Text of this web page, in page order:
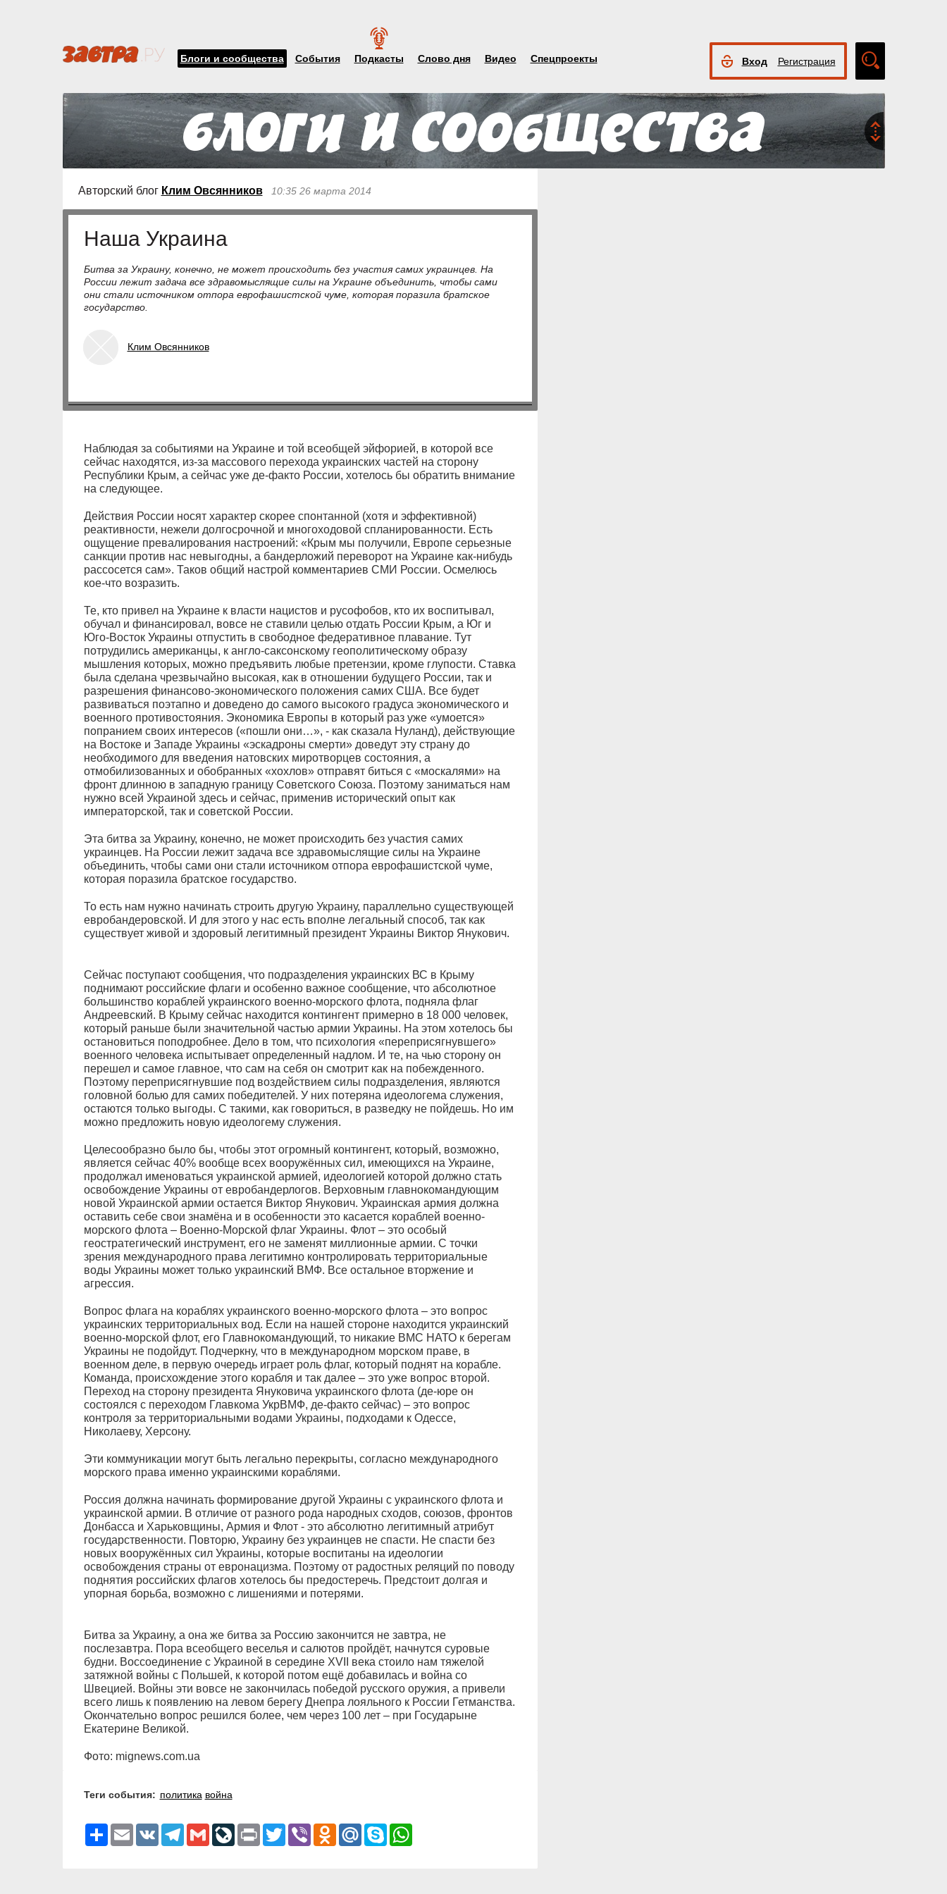
Блоги и сообщества События Подкасты Слово дня Видео Спецпроекты Вход Регистрация
поиск
Авторский блог Клим Овсянников 10:35 26 марта 2014
Наша Украина
Битва за Украину, конечно, не может происходить без участия самих украинцев. На
России лежит задача все здравомыслящие силы на Украине объединить, чтобы сами
они стали источником отпора еврофашистской чуме, которая поразила братское
государство.
Клим Овсянников
Наблюдая за событиями на Украине и той всеобщей эйфорией, в которой все
сейчас находятся, из-за массового перехода украинских частей на сторону
Республики Крым, а сейчас уже де-факто России, хотелось бы обратить внимание
на следующее.
Действия России носят характер скорее спонтанной (хотя и эффективной)
реактивности, нежели долгосрочной и многоходовой спланированности. Есть
ощущение превалирования настроений: «Крым мы получили, Европе серьезные
санкции против нас невыгодны, а бандерложий переворот на Украине как-нибудь
рассосется сам». Таков общий настрой комментариев СМИ России. Осмелюсь
кое-что возразить.
Те, кто привел на Украине к власти нацистов и русофобов, кто их воспитывал,
обучал и финансировал, вовсе не ставили целью отдать России Крым, а Юг и
Юго-Восток Украины отпустить в свободное федеративное плавание. Тут
потрудились американцы, к англо-саксонскому геополитическому образу
мышления которых, можно предъявить любые претензии, кроме глупости. Ставка
была сделана чрезвычайно высокая, как в отношении будущего России, так и
разрешения финансово-экономического положения самих США. Все будет
развиваться поэтапно и доведено до самого высокого градуса экономического и
военного противостояния. Экономика Европы в который раз уже «умоется»
попранием своих интересов («пошли они…», - как сказала Нуланд), действующие
на Востоке и Западе Украины «эскадроны смерти» доведут эту страну до
необходимого для введения натовских миротворцев состояния, а
отмобилизованных и обобранных «хохлов» отправят биться с «москалями» на
фронт длинною в западную границу Советского Союза. Поэтому заниматься нам
нужно всей Украиной здесь и сейчас, применив исторический опыт как
императорской, так и советской России.
Эта битва за Украину, конечно, не может происходить без участия самих
украинцев. На России лежит задача все здравомыслящие силы на Украине
объединить, чтобы сами они стали источником отпора еврофашистской чуме,
которая поразила братское государство.
То есть нам нужно начинать строить другую Украину, параллельно существующей
евробандеровской. И для этого у нас есть вполне легальный способ, так как
существует живой и здоровый легитимный президент Украины Виктор Янукович.
Сейчас поступают сообщения, что подразделения украинских ВС в Крыму
поднимают российские флаги и особенно важное сообщение, что абсолютное
большинство кораблей украинского военно-морского флота, подняла флаг
Андреевский. В Крыму сейчас находится контингент примерно в 18 000 человек,
который раньше были значительной частью армии Украины. На этом хотелось бы
остановиться поподробнее. Дело в том, что психология «переприсягнувшего»
военного человека испытывает определенный надлом. И те, на чью сторону он
перешел и самое главное, что сам на себя он смотрит как на побежденного.
Поэтому переприсягнувшие под воздействием силы подразделения, являются
головной болью для самих победителей. У них потеряна идеологема служения,
остаются только выгоды. С такими, как говориться, в разведку не пойдешь. Но им
можно предложить новую идеологему служения.
Целесообразно было бы, чтобы этот огромный контингент, который, возможно,
является сейчас 40% вообще всех вооружённых сил, имеющихся на Украине,
продолжал именоваться украинской армией, идеологией которой должно стать
освобождение Украины от евробандерлогов. Верховным главнокомандующим
новой Украинской армии остается Виктор Янукович. Украинская армия должна
оставить себе свои знамёна и в особенности это касается кораблей военно-
морского флота – Военно-Морской флаг Украины. Флот – это особый
геостратегический инструмент, его не заменят миллионные армии. С точки
зрения международного права легитимно контролировать территориальные
воды Украины может только украинский ВМФ. Все остальное вторжение и
агрессия.
Вопрос флага на кораблях украинского военно-морского флота – это вопрос
украинских территориальных вод. Если на нашей стороне находится украинский
военно-морской флот, его Главнокомандующий, то никакие ВМС НАТО к берегам
Украины не подойдут. Подчеркну, что в международном морском праве, в
военном деле, в первую очередь играет роль флаг, который поднят на корабле.
Команда, происхождение этого корабля и так далее – это уже вопрос второй.
Переход на сторону президента Януковича украинского флота (де-юре он
состоялся с переходом Главкома УкрВМФ, де-факто сейчас) – это вопрос
контроля за территориальными водами Украины, подходами к Одессе,
Николаеву, Херсону.
Эти коммуникации могут быть легально перекрыты, согласно международного
морского права именно украинскими кораблями.
Россия должна начинать формирование другой Украины с украинского флота и
украинской армии. В отличие от разного рода народных сходов, союзов, фронтов
Донбасса и Харьковщины, Армия и Флот - это абсолютно легитимный атрибут
государственности. Повторю, Украину без украинцев не спасти. Не спасти без
новых вооружённых сил Украины, которые воспитаны на идеологии
освобождения страны от евронацизма. Поэтому от радостных реляций по поводу
поднятия российских флагов хотелось бы предостеречь. Предстоит долгая и
упорная борьба, возможно с лишениями и потерями.
Битва за Украину, а она же битва за Россию закончится не завтра, не
послезавтра. Пора всеобщего веселья и салютов пройдёт, начнутся суровые
будни. Воссоединение с Украиной в середине XVII века стоило нам тяжелой
затяжной войны с Польшей, к которой потом ещё добавилась и война со
Швецией. Войны эти вовсе не закончилась победой русского оружия, а привели
всего лишь к появлению на левом берегу Днепра лояльного к России Гетманства.
Окончательно вопрос решился более, чем через 100 лет – при Государыне
Екатерине Великой.
Фото: mignews.com.ua
Теги события: политика война
РесурсEmail VK Telegram
GmailLiveJournal
Print TwitterViber Odnoklassniki
Mail.RuSkypeWhatsApp